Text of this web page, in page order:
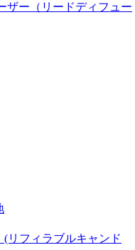
ザー（リードディフュー
リフィラブルキャンド